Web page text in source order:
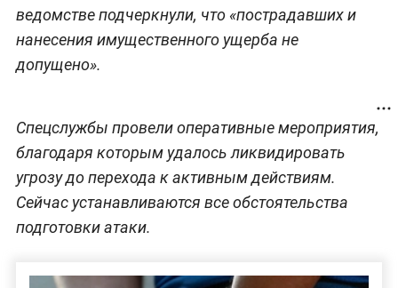
ведомстве подчеркнули, что «пострадавших и
нанесения имущественного ущерба не
допущено».
Спецслужбы провели оперативные мероприятия,
благодаря которым удалось ликвидировать
угрозу до перехода к активным действиям.
Сейчас устанавливаются все обстоятельства
подготовки атаки.